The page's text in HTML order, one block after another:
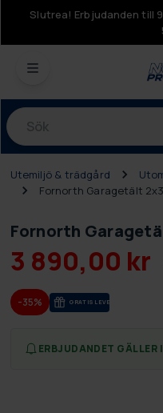
Slutrea! Erbjudanden till
Produkter
Utemiljö & trädgård
Fornorth Garagetält
Fornorth
3 890,00 kr
-35% GRA­TIS LE­VE­RANS
ERBJUDANDET GÄLLER